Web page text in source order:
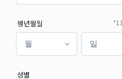
생년월일
월
월
일
일
성별